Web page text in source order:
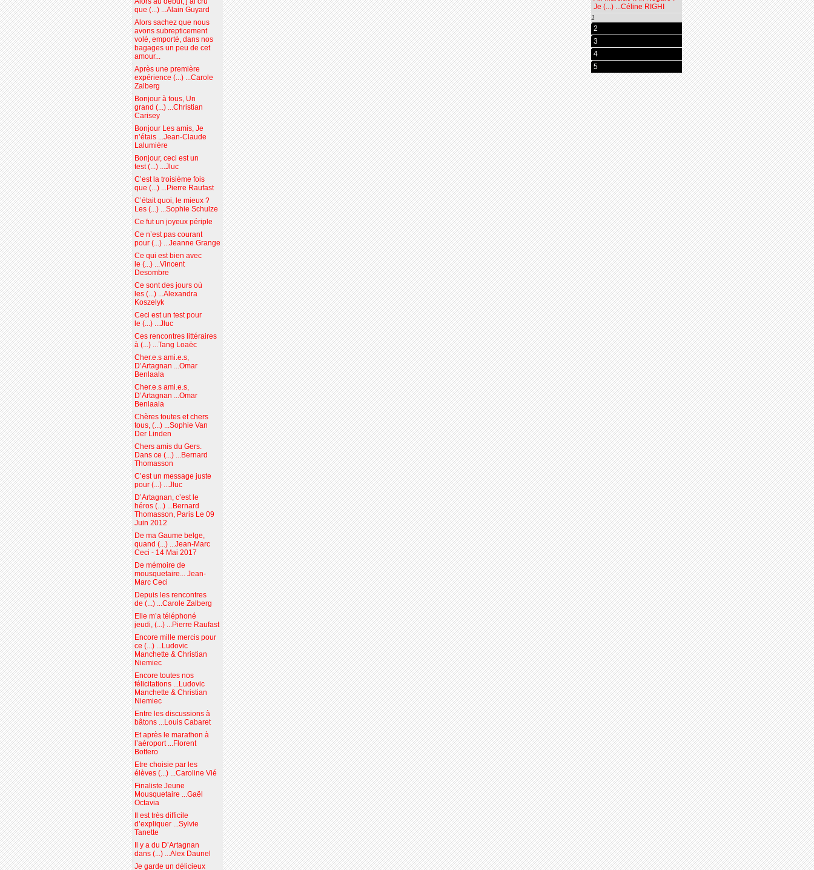
Je (...) ...Céline RIGHI
1
2
3
4
5
que (...) ...Alain Guyard
Alors sachez que nous
avons subrepticement
volé, emporté, dans nos
bagages un peu de cet
amour...
Après une première
expérience (...) ...Carole
Zalberg
Bonjour à tous, Un
grand (...) ...Christian
Carisey
Bonjour Les amis, Je
n’étais ...Jean-Claude
Lalumière
Bonjour, ceci est un
test (...) ...Jluc
C’est la troisième fois
que (...) ...Pierre Raufast
C’était quoi, le mieux ?
Les (...) ...Sophie Schulze
Ce fut un joyeux périple
Ce n’est pas courant
pour (...) ...Jeanne Grange
Ce qui est bien avec
le (...) ...Vincent
Desombre
Ce sont des jours où
les (...) ...Alexandra
Koszelyk
Ceci est un test pour
le (...) ...Jluc
Ces rencontres littéraires
à (...) ...Tang Loaëc
Cher.e.s ami.e.s,
D’Artagnan ...Omar
Benlaala
Cher.e.s ami.e.s,
D’Artagnan ...Omar
Benlaala
Chères toutes et chers
tous, (...) ...Sophie Van
Der Linden
Chers amis du Gers.
Dans ce (...) ...Bernard
Thomasson
C’est un message juste
pour (...) ...Jluc
D’Artagnan, c’est le
héros (...) ...Bernard
Thomasson, Paris Le 09
Juin 2012
De ma Gaume belge,
quand (...) ...Jean-Marc
Ceci - 14 Mai 2017
De mémoire de
mousquetaire... Jean-
Marc Ceci
Depuis les rencontres
de (...) ...Carole Zalberg
Elle m’a téléphoné
jeudi, (...) ...Pierre Raufast
Encore mille mercis pour
ce (...) ...Ludovic
Manchette & Christian
Niemiec
Encore toutes nos
félicitations ...Ludovic
Manchette & Christian
Niemiec
Entre les discussions à
bâtons ...Louis Cabaret
Et après le marathon à
l’aéroport ...Florent
Bottero
Etre choisie par les
élèves (...) ...Caroline Vié
Finaliste Jeune
Mousquetaire ...Gaël
Octavia
Il est très difficile
d’expliquer ...Sylvie
Tanette
Il y a du D’Artagnan
dans (...) ...Alex Daunel
Je garde un délicieux